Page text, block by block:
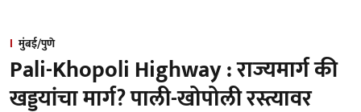
मुंबई/पुणे
Pali-Khopoli Highway : राज्यमार्ग की
खड्ड्यांचा मार्ग? पाली-खोपोली रस्त्यावर